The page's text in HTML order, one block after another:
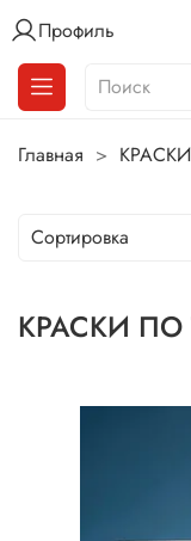
Профиль
Главная
КРАСКИ ПО